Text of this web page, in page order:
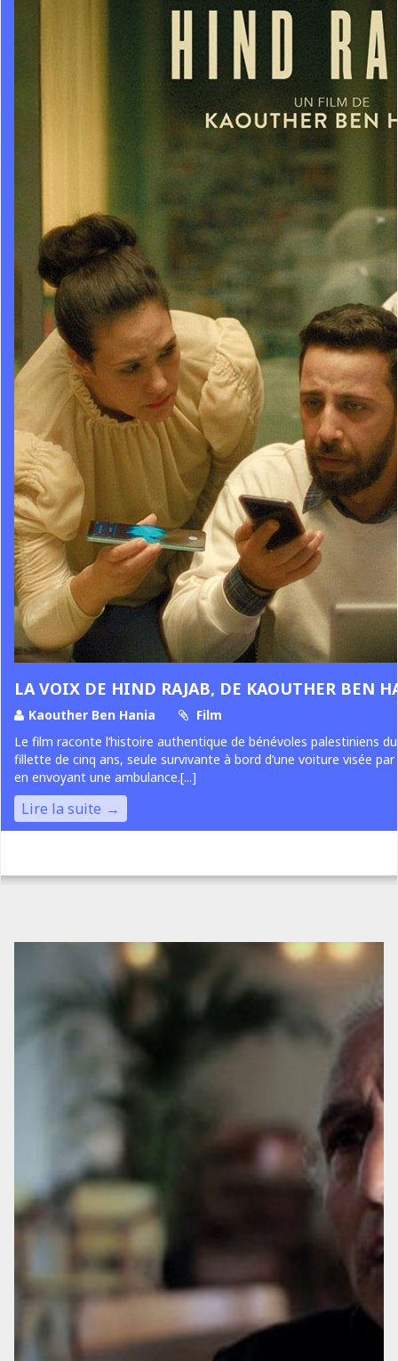
LA VOIX DE HIND RAJAB, DE KAOUTHER BEN
Kaouther Ben Hania
Film
Le film raconte l’histoire authentique de bénévoles palestiniens
fillette de cinq ans, seule survivante à bord d’une voiture visée
en envoyant une ambulance.[...]
Lire la suite